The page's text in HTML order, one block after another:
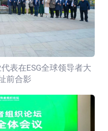
表在ESG全球领导者大
前合影